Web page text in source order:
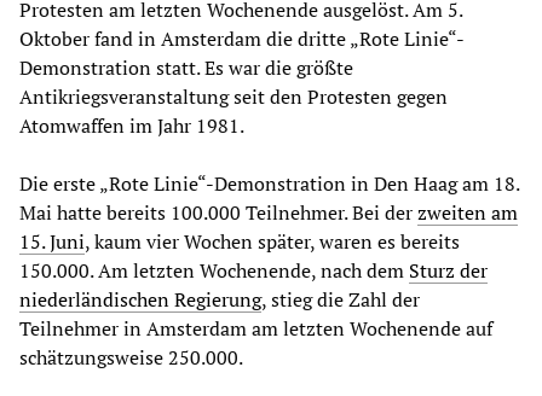
Protesten am letzten Wochenende ausgelöst. Am 5.
Oktober fand in Amsterdam die dritte „Rote Linie“-
Demonstration statt. Es war die größte
Antikriegsveranstaltung seit den Protesten gegen
Atomwaffen im Jahr 1981.
Die erste „Rote Linie“-Demonstration in Den Haag am 18.
Mai hatte bereits 100.000 Teilnehmer. Bei derzweiten am
15. Juni, kaum vier Wochen später, waren es bereits
150.000. Am letzten Wochenende, nach dem Sturz der
niederländischen Regierung, stieg die Zahl der
Teilnehmer in Amsterdam am letzten Wochenende auf
schätzungsweise 250.000.